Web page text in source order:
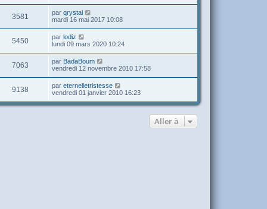
3581 par qrystal
mardi 16 mai 2017 10:08
5450 par lodiz
lundi 09 mars 2020 10:24
7063 par BadaBoum
vendredi 12 novembre 2010 17:58
9138 par eternelletristesse
vendredi 01 janvier 2010 16:23
Aller à